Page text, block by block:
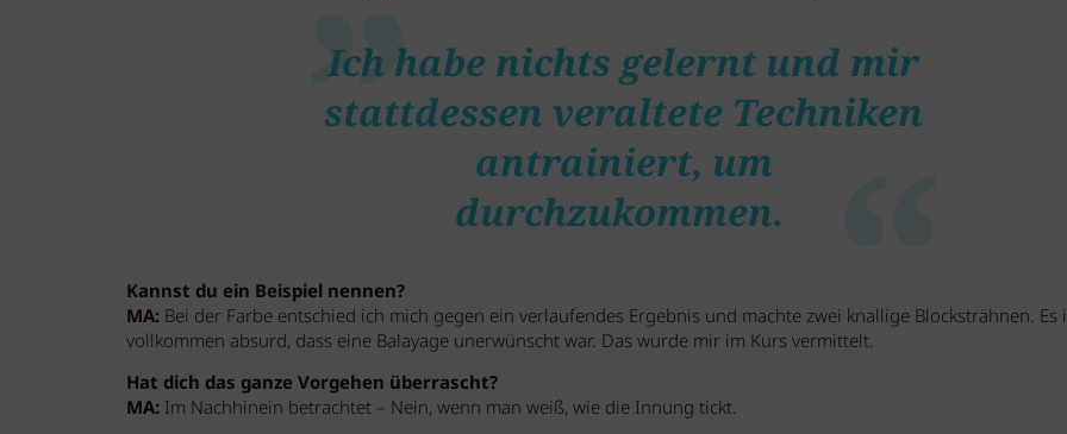
Ich habe nichts gelernt und mir
stattdessen veraltete Techniken
antrainiert, um
durchzukommen.
Kannst du ein Beispiel nennen?
MA: Bei der Farbe entschied ich mich gegen ein verlaufendes Ergebnis und machte zwei knallige Blocksträhnen. Es
vollkommen absurd, dass eine Balayage unerwünscht war. Das wurde mir im Kurs vermittelt.
Hat dich das ganze Vorgehen überrascht?
MA: Im Nachhinein betrachtet – Nein, wenn man weiß, wie die Innung tickt.